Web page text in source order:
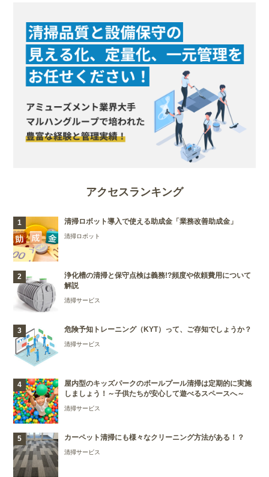
アクセスランキング
清掃ロボット導入で使える助成金「業務改善助成金」
清掃ロボット
浄化槽の清掃と保守点検は義務!?頻度や依頼費用について
解説
清掃サービス
危険予知トレーニング（KYT）って、ご存知でしょうか？
清掃サービス
屋内型のキッズパークのボールプール清掃は定期的に実施
しましょう！～子供たちが安心して遊べるスペースへ～
清掃サービス
カーペット清掃にも様々なクリーニング方法がある！？
清掃サービス